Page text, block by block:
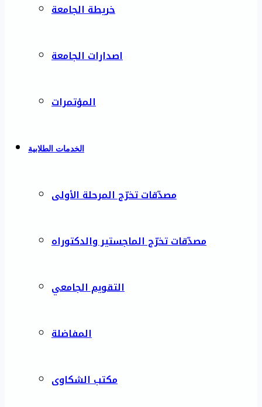
خريطة الجامعة
اصدارات الجامعة
المؤتمرات
الخدمات الطلابية
مصدّقات تخرّج المرحلة الأولى
مصدّقات تخرّج الماجستير والدكتوراه
التقويم الجامعي
المفاضلة
مكتب الشكاوى